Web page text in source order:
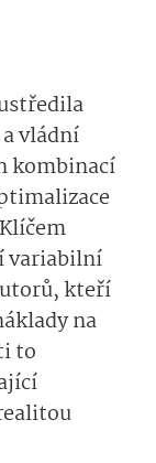
vládní
kombinací
variabilní
kteří
na
to